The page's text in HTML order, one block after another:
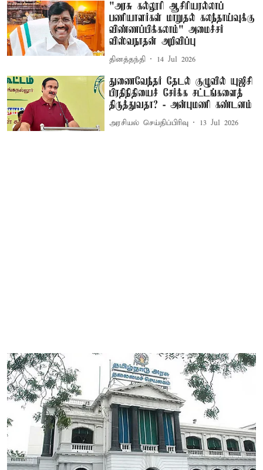
"அரசு கல்லூரி ஆசிரியரல்லாப்
பணியாளர்கள் மாறுதல் கலந்தாய்வுக்கு
விண்ணப்பிக்கலாம்" அமைச்சர்
விஸ்வநாதன் அறிவிப்பு
தினத்தந்தி 14 Jul 2026
துணைவேந்தர் தேடல் குழுவில் யுஜிசி
பிரதிநிதியைச் சேர்க்க சட்டங்களைத்
திருத்துவதா? - அன்புமணி கண்டனம்
அரசியல் செய்திப்பிரிவு 13 Jul 2026